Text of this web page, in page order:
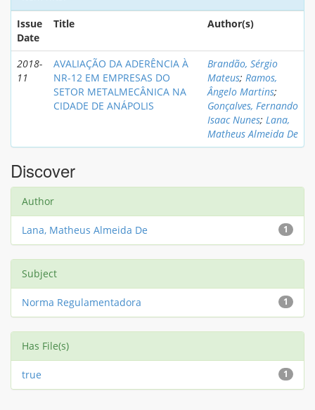
Issue
Date
Title Author(s)
2018-
11
AVALIAÇÃO DA ADERÊNCIA À
NR-12 EM EMPRESAS DO
SETOR METALMECÂNICA NA
CIDADE DE ANÁPOLIS
Brandão, Sérgio
Mateus; Ramos,
Ângelo Martins;
Gonçalves, Fernando
Isaac Nunes; Lana,
Matheus Almeida De
Discover
Author
1
Lana, Matheus Almeida De
Subject
1
Norma Regulamentadora
Has File(s)
1
true